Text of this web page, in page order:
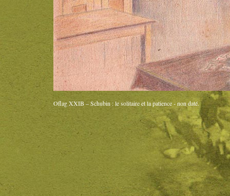
Oflag XXIB – Schubin : le solitaire et la patience - non daté.